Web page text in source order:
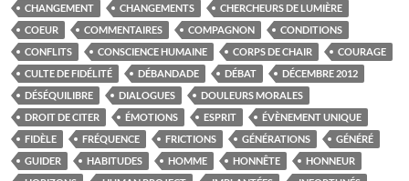
CHANGEMENT
CHANGEMENTS
CHERCHEURS DE LUMIÈRE
COEUR
COMMENTAIRES COMPAGNON
CONDITIONS
CONFLITS
CONSCIENCE HUMAINE CORPS DE CHAIR
COURAGE
CULTE DE FIDÉLITÉ
DÉBANDADE DÉBAT
DÉCEMBRE 2012
DÉSÉQUILIBRE
DIALOGUES
DOULEURS MORALES
DROIT DE CITER
ÉMOTIONS ESPRIT
ÉVÈNEMENT UNIQUE
FIDÈLE
FRÉQUENCE FRICTIONS GÉNÉRATIONS
GÉNÉRÉ
GUIDER
HABITUDES HOMME HONNÊTE
HONNEUR